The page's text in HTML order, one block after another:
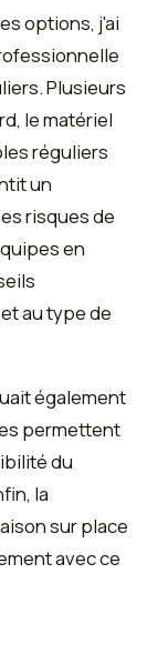
options, j'ai
Plusieurs
le matériel
réguliers
un
risques de
en
au type de
également
permettent
du
la
sur place
avec ce